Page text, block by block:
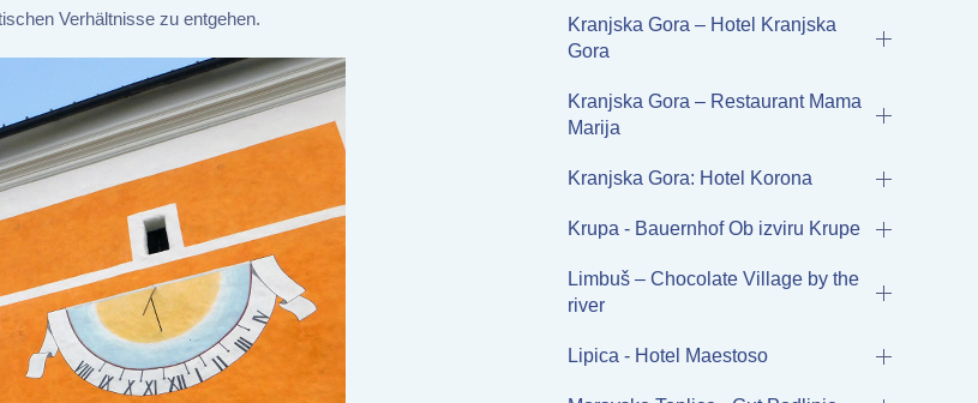
Verhältnisse zu entgehen.
Kranjska Gora – Hotel Kranjska
Gora
Kranjska Gora – Restaurant Mama
Marija
Kranjska Gora: Hotel Korona
Krupa - Bauernhof Ob izviru Krupe
Limbuš – Chocolate Village by the
river
Lipica - Hotel Maestoso